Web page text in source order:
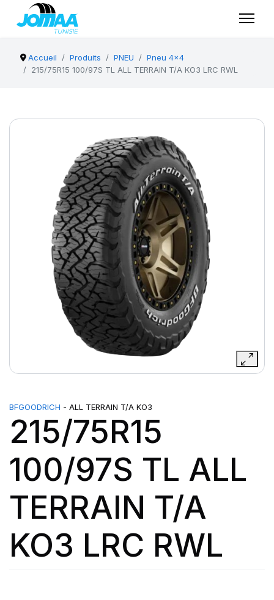
Accueil Produits PNEU
Pneu 4x4
215/75R15 100/97S TL ALL TERRAIN T/A KO3 LRC RWL
BFGOODRICH - ALL TERRAIN T/A KO3
215/75R15
100/97S TL ALL
TERRAIN T/A
KO3 LRC RWL